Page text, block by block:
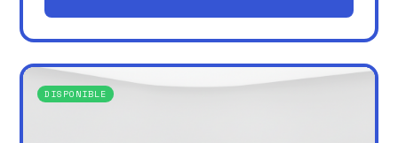
DISPONIBLE